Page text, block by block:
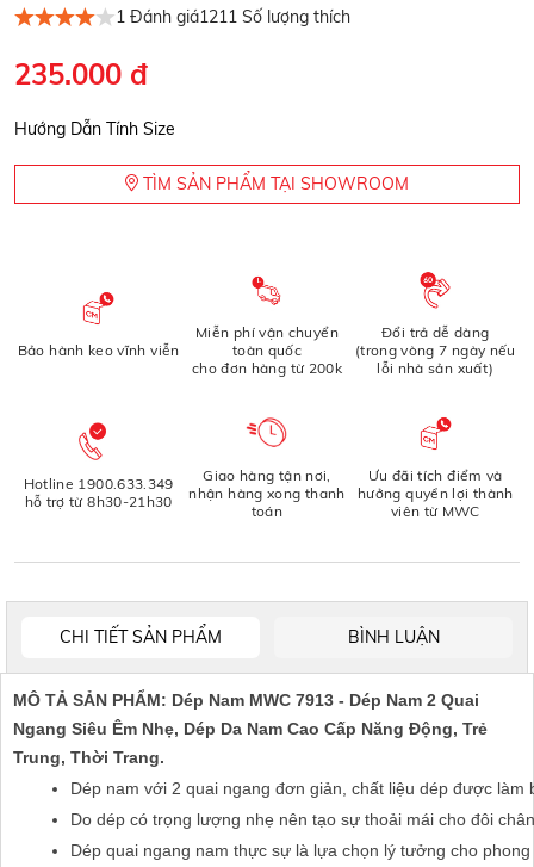
1 Đánh giá1211 Số lượng thích
235.000 đ
Hướng Dẫn Tính Size
TÌM SẢN PHẨM TẠI SHOWROOM
Bảo hành keo vĩnh viễn
Miễn phí vận chuyển
toàn quốc
cho đơn hàng từ 200k
Đổi trả dễ dàng
(trong vòng 7 ngày nếu
lỗi nhà sản xuất)
Hotline 1900.633.349
hỗ trợ từ 8h30-21h30
Giao hàng tận nơi,
nhận hàng xong thanh
toán
Ưu đãi tích điểm và
hưởng quyền lợi thành
viên từ MWC
CHI TIẾT SẢN PHẨM BÌNH LUẬN
MÔ TẢ SẢN PHẨM: Dép Nam MWC 7913 - Dép Nam 2 Quai
Ngang Siêu Êm Nhẹ, Dép Da Nam Cao Cấp Năng Động, Trẻ
Trung, Thời Trang.
Dép nam với 2 quai ngang đơn giản, chất liệu dép được
Do dép có trọng lượng nhẹ nên tạo sự thoải mái cho đôi
Dép quai ngang nam thực sự là lựa chọn lý tưởng cho